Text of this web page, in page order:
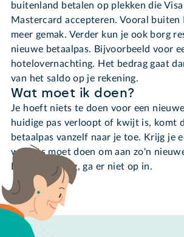
buitenland betalen op plekken die
Mastercard accepteren. Vooral buiten
meer gemak. Verder kun je ook borg
nieuwe betaalpas. Bijvoorbeeld voor
hotelovernachting. Het bedrag gaat
van het saldo op je rekening.
Wat moet ik doen?
Je hoeft niets te doen voor een
huidige pas verloopt of kwijt is, komt
betaalpas vanzelf naar je toe. Krijg je
wél iets moet doen om aan zo'n
Dat is phishing, ga er niet op in.